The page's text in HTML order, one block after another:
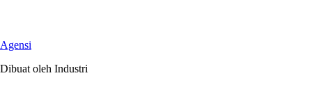
Agensi
Dibuat oleh Industri